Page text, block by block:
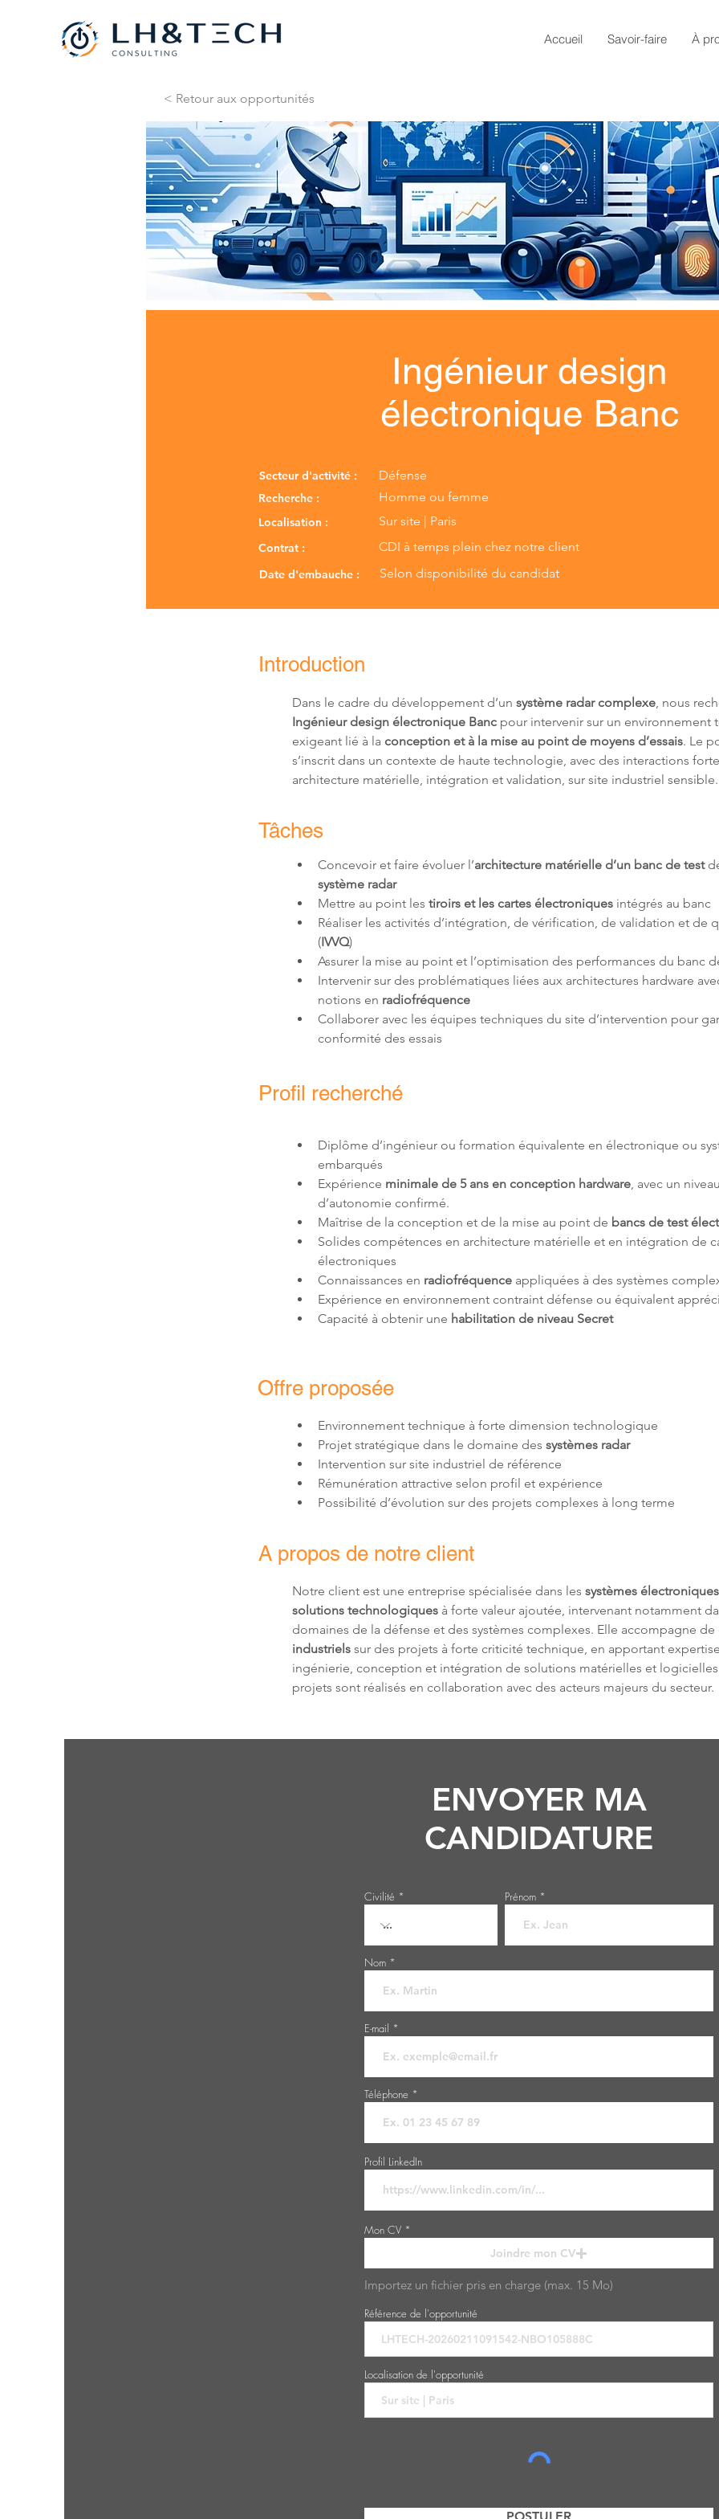
Accueil Savoir-faire À
< Retour aux opportunités
Ingénieur design
électronique Banc
Secteur d'activité :
Recherche :
Localisation :
Contrat :
Date d'embauche :
Défense
Homme ou femme
Sur site | Paris
CDI à temps plein chez notre client
Selon disponibilité du candidat
Introduction
Dans le cadre du développement d’un système radar complexe, nous
Ingénieur design électronique Banc pour intervenir sur un environnement
exigeant lié à la conception et à la mise au point de moyens d’essais. Le
s’inscrit dans un contexte de haute technologie, avec des interactions
architecture matérielle, intégration et validation, sur site industriel sensible.
Tâches
Concevoir et faire évoluer l’architecture matérielle d’un banc de test
système radar
Mettre au point les tiroirs et les cartes électroniques
Réaliser les activités d’intégration, de vérification, de validation et de
(IVVQ
Intervenir sur des problématiques liées aux architectures hardware
notions en radiofréquence
Collaborer avec les équipes techniques du site d’intervention pour
conformité des essais
Profil recherché
Diplôme d’ingénieur ou formation équivalente en électronique ou
Expérience minimale de 5 ans en conception hardware, avec un niveau
d’autonomie confirmé.
Maîtrise de la conception et de la mise au point de bancs de test
Solides compétences en architecture matérielle et en intégration de
Connaissances en radiofréquence
Capacité à obtenir une habilitation de niveau Secret
Offre proposée
Projet stratégique dans le domaine des systèmes radar
Possibilité d’évolution sur des projets complexes à long terme
A propos de notre client
Notre client est une entreprise spécialisée dans les systèmes
solutions technologiques à forte valeur ajoutée, intervenant notamment
domaines de la défense et des systèmes complexes. Elle accompagne de
industriels sur des projets à forte criticité technique, en apportant
ingénierie, conception et intégration de solutions matérielles et
projets sont réalisés en collaboration avec des acteurs majeurs du secteur.
ENVOYER MA
CANDIDATURE
Civilité Prénom
Nom
E-mail
Téléphone
Profil LinkedIn
Mon CV
Joindre mon CV
Importez un fichier pris en charge (max. 15 Mo)
Référence de l'opportunité
Localisation de l'opportunité